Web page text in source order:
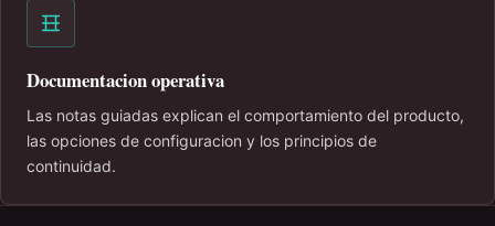
Documentacion operativa
Las notas guiadas explican el comportamiento del producto,
las opciones de configuracion y los principios de
continuidad.